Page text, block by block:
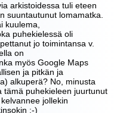
arkistoidessa tuli eteen
suuntautunut lomamatka.
kuulema,
puhekielessä oli
jo toimintansa v.
on
myös Google Maps
ja pitkän ja
alkuperä? No, minusta
tämä puhekieleen juurtunut
jollekin
:-)